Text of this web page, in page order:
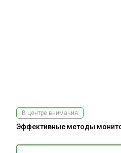
В центре внимания
Эффективные методы